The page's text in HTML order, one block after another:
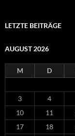
LETZTE BEITRÄGE
AUGUST 2026
M D
3
4
10
11
17
18